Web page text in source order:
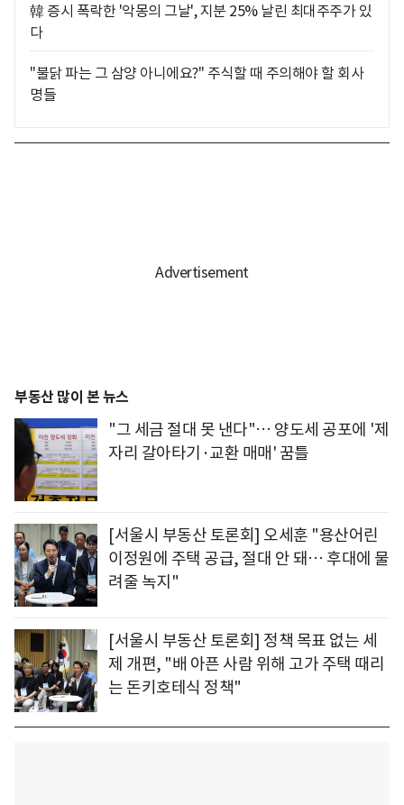
韓 증시 폭락한 '악몽의 그날', 지분 25% 날린 최대주주가 있
다
"불닭 파는 그 삼양 아니에요?" 주식할 때 주의해야 할 회사
명들
부동산 많이 본 뉴스
"그 세금 절대 못 낸다"… 양도세 공포에 '제
자리 갈아타기·교환 매매' 꿈틀
[서울시 부동산 토론회] 오세훈 "용산어린
이정원에 주택 공급, 절대 안 돼… 후대에 물
려줄 녹지"
[서울시 부동산 토론회] 정책 목표 없는 세
제 개편, "배 아픈 사람 위해 고가 주택 때리
는 돈키호테식 정책"